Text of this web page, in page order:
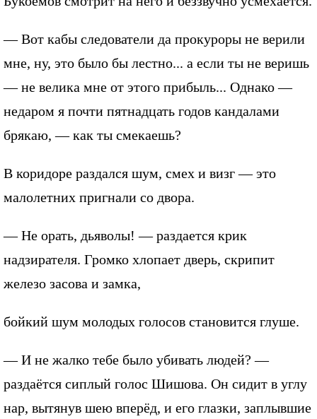
— Вот кабы следователи да прокуроры не верили
мне, ну, это было бы лестно... а если ты не веришь
— не велика мне от этого прибыль... Однако —
недаром я почти пятнадцать годов кандалами
брякаю, — как ты смекаешь?
В коридоре раздался шум, смех и визг — это
малолетних пригнали со двора.
— Не орать, дьяволы! — раздается крик
надзирателя. Громко хлопает дверь, скрипит
железо засова и замка,
бойкий шум молодых голосов становится глуше.
— И не жалко тебе было убивать людей? —
раздаётся сиплый голос Шишова. Он сидит в углу
нар, вытянув шею вперёд, и его глазки, заплывшие